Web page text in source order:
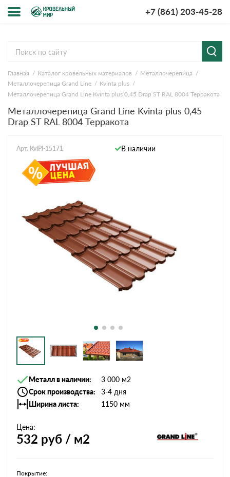
+7 (861) 203-45-28
компании
и оплата
Главная Каталог кровельных материалов
Металлочерепица
Металлочерепица Grand Line
Kvinta plus
Металлочерепица Grand Line Kvinta plus 0,45 Drap ST RAL 8004 Терракота
Металлочерепица Grand Line Kvinta plus 0,45
Drap ST RAL 8004 Терракота
Арт. KviPl-15171 В наличии
Металл в наличии
3 000 м2
Срок производства
3-4 дня
Ширина листа
1150 мм
Цена:
532 руб / м2
Покрытие: